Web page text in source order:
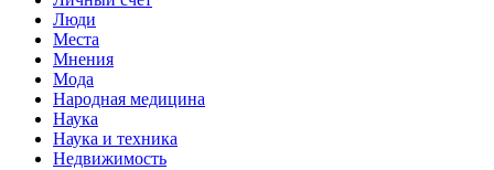
Люди
Места
Мнения
Мода
Народная медицина
Наука
Наука и техника
Недвижимость